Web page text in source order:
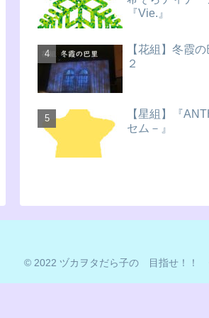
『Vie.』
【花組】冬霞
２
【星組】『
セム－』
© 2022 ヅカヲタだら子の 目指せ！！